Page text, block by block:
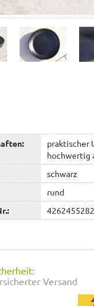
praktischer
hochwertig
schwarz
rund
Versand